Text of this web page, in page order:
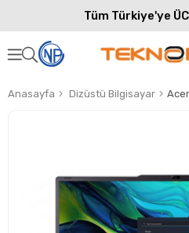
Tüm Türkiye'ye
Anasayfa Dizüstü Bilgisayar